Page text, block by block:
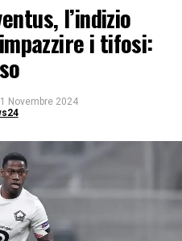
l’indizio
i tifosi:
Novembre 2024